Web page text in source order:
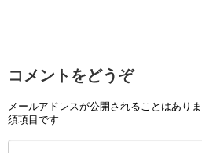
コメントをどうぞ
メールアドレスが公開されることはありま
須項目です